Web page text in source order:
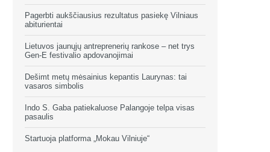
Pagerbti aukščiausius rezultatus pasiekę Vilniaus
abiturientai
Lietuvos jaunųjų antreprenerių rankose – net trys
Gen-E festivalio apdovanojimai
Dešimt metų mėsainius kepantis Laurynas: tai
vasaros simbolis
Indo S. Gaba patiekaluose Palangoje telpa visas
pasaulis
Startuoja platforma „Mokau Vilniuje“